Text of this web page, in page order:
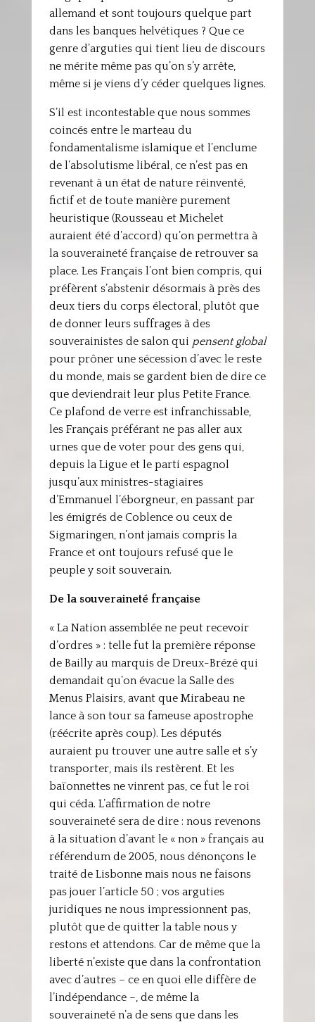
allemand et sont toujours quelque part
dans les banques helvétiques ? Que ce
genre d’arguties qui tient lieu de discours
ne mérite même pas qu’on s’y arrête,
même si je viens d’y céder quelques lignes.
S’il est incontestable que nous sommes
coincés entre le marteau du
fondamentalisme islamique et l’enclume
de l’absolutisme libéral, ce n’est pas en
revenant à un état de nature réinventé,
fictif et de toute manière purement
heuristique (Rousseau et Michelet
auraient été d’accord) qu’on permettra à
la souveraineté française de retrouver sa
place. Les Français l’ont bien compris, qui
préfèrent s’abstenir désormais à près des
deux tiers du corps électoral, plutôt que
de donner leurs suffrages à des
souverainistes de salon qui pensent global
pour prôner une sécession d’avec le reste
du monde, mais se gardent bien de dire ce
que deviendrait leur plus Petite France.
Ce plafond de verre est infranchissable,
les Français préférant ne pas aller aux
urnes que de voter pour des gens qui,
depuis la Ligue et le parti espagnol
jusqu’aux ministres-stagiaires
d’Emmanuel l’éborgneur, en passant par
les émigrés de Coblence ou ceux de
Sigmaringen, n’ont jamais compris la
France et ont toujours refusé que le
peuple y soit souverain.
De la souveraineté française
« La Nation assemblée ne peut recevoir
d’ordres » : telle fut la première réponse
de Bailly au marquis de Dreux-Brézé qui
demandait qu’on évacue la Salle des
Menus Plaisirs, avant que Mirabeau ne
lance à son tour sa fameuse apostrophe
(réécrite après coup). Les députés
auraient pu trouver une autre salle et s’y
transporter, mais ils restèrent. Et les
baïonnettes ne vinrent pas, ce fut le roi
qui céda. L’affirmation de notre
souveraineté sera de dire : nous revenons
à la situation d’avant le « non » français au
référendum de 2005, nous dénonçons le
traité de Lisbonne mais nous ne faisons
pas jouer l’article 50 ; vos arguties
juridiques ne nous impressionnent pas,
plutôt que de quitter la table nous y
restons et attendons. Car de même que la
liberté n’existe que dans la confrontation
avec d’autres – ce en quoi elle diffère de
l’indépendance –, de même la
souveraineté n’a de sens que dans les